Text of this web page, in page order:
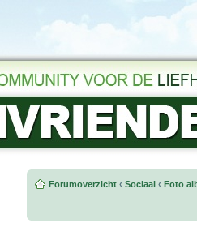
Forumoverzicht ‹ Sociaal ‹ Foto